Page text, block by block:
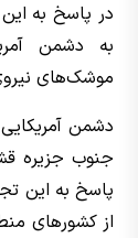
در پاسخ به
به دشمن
موشک‌های
دشمن
جنوب جزیره
پاسخ به این
از کشورهای